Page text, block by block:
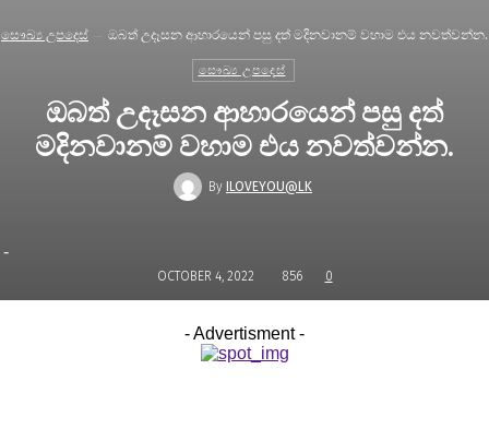
සෞඛ්‍ය උපදෙස් ඔබත් උදෑසන ආහාරයෙන් පසු දත් මදිනවානම් වහාම එය නවත්වන්න.
සෞඛ්‍ය උපදෙස්
ඔබත් උදෑසන ආහාරයෙන් පසු දත්
මදිනවානම් වහාම එය නවත්වන්න.
By ILOVEYOU@LK
-
OCTOBER 4, 2022 856 0
- Advertisment -